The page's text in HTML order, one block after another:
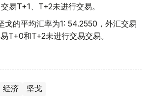
易T+1、T+2未进行交易。
戈的平均汇率为1: 54.2550，外汇交易
T+0和T+2未进行交易交易。
经济 坚戈